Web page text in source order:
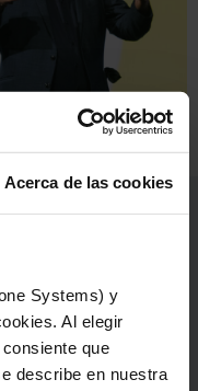
Acerca de las cookies
Systems) y
Al elegir
que
describe en nuestra
disponibles.